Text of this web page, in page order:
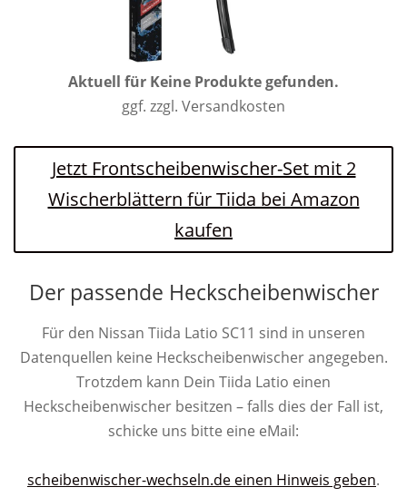
Aktuell für Keine Produkte gefunden.
ggf. zzgl. Versandkosten
Jetzt Frontscheibenwischer-Set mit 2
Wischerblättern für Tiida bei Amazon
kaufen
Der passende Heckscheibenwischer
Für den Nissan Tiida Latio SC11 sind in unseren
Datenquellen keine Heckscheibenwischer angegeben.
Trotzdem kann Dein Tiida Latio einen
Heckscheibenwischer besitzen – falls dies der Fall ist,
schicke uns bitte eine eMail:
scheibenwischer-wechseln.de einen Hinweis geben.